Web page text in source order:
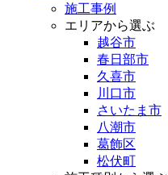
施工事例
エリアから選ぶ
越谷市
春日部市
久喜市
川口市
さいたま市
八潮市
葛飾区
松伏町